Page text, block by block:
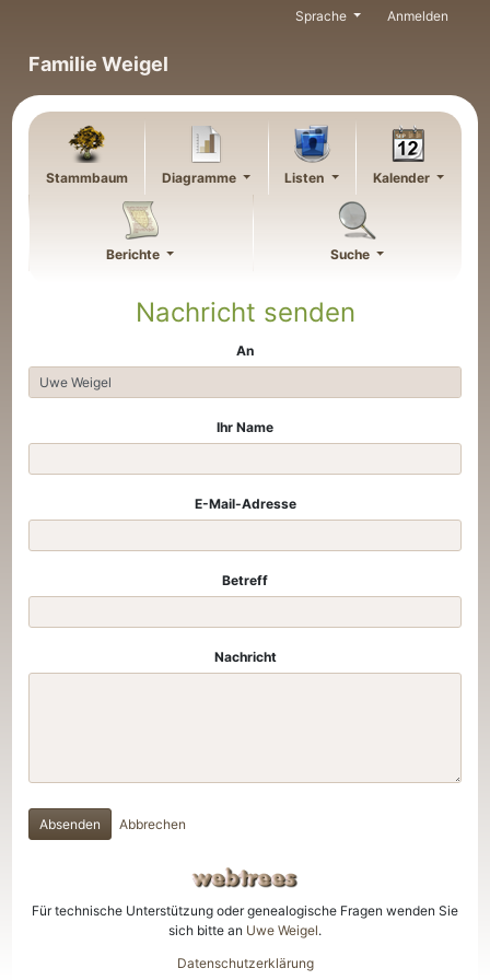
Familie Weigel
Sprache Anmelden
Stammbaum Diagramme Listen Kalender
Berichte Suche
Nachricht senden
An
Ihr Name
E-Mail-Adresse
Betreff
Nachricht
Absenden Abbrechen
Für technische Unterstützung oder genealogische Fragen wenden Sie
sich bitte an Uwe Weigel.
Datenschutzerklärung